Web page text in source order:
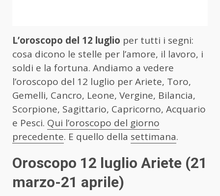
L’oroscopo del 12 luglio per tutti i segni:
cosa dicono le stelle per l’amore, il lavoro, i
soldi e la fortuna. Andiamo a vedere
l’oroscopo del 12 luglio per Ariete, Toro,
Gemelli, Cancro, Leone, Vergine, Bilancia,
Scorpione, Sagittario, Capricorno, Acquario
e Pesci. Qui l’oroscopo del giorno
precedente. E quello della settimana.
Oroscopo 12 luglio Ariete (21
marzo-21 aprile)